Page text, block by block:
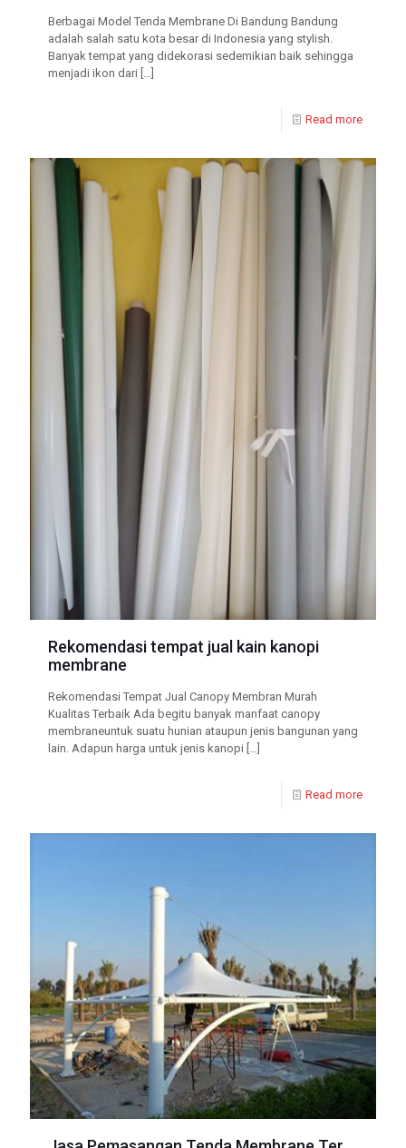
Berbagai Model Tenda Membrane Di Bandung Bandung
adalah salah satu kota besar di Indonesia yang stylish.
Banyak tempat yang didekorasi sedemikian baik sehingga
menjadi ikon dari […]
Read more
Rekomendasi tempat jual kain kanopi
membrane
Rekomendasi Tempat Jual Canopy Membran Murah
Kualitas Terbaik Ada begitu banyak manfaat canopy
membraneuntuk suatu hunian ataupun jenis bangunan yang
lain. Adapun harga untuk jenis kanopi […]
Read more